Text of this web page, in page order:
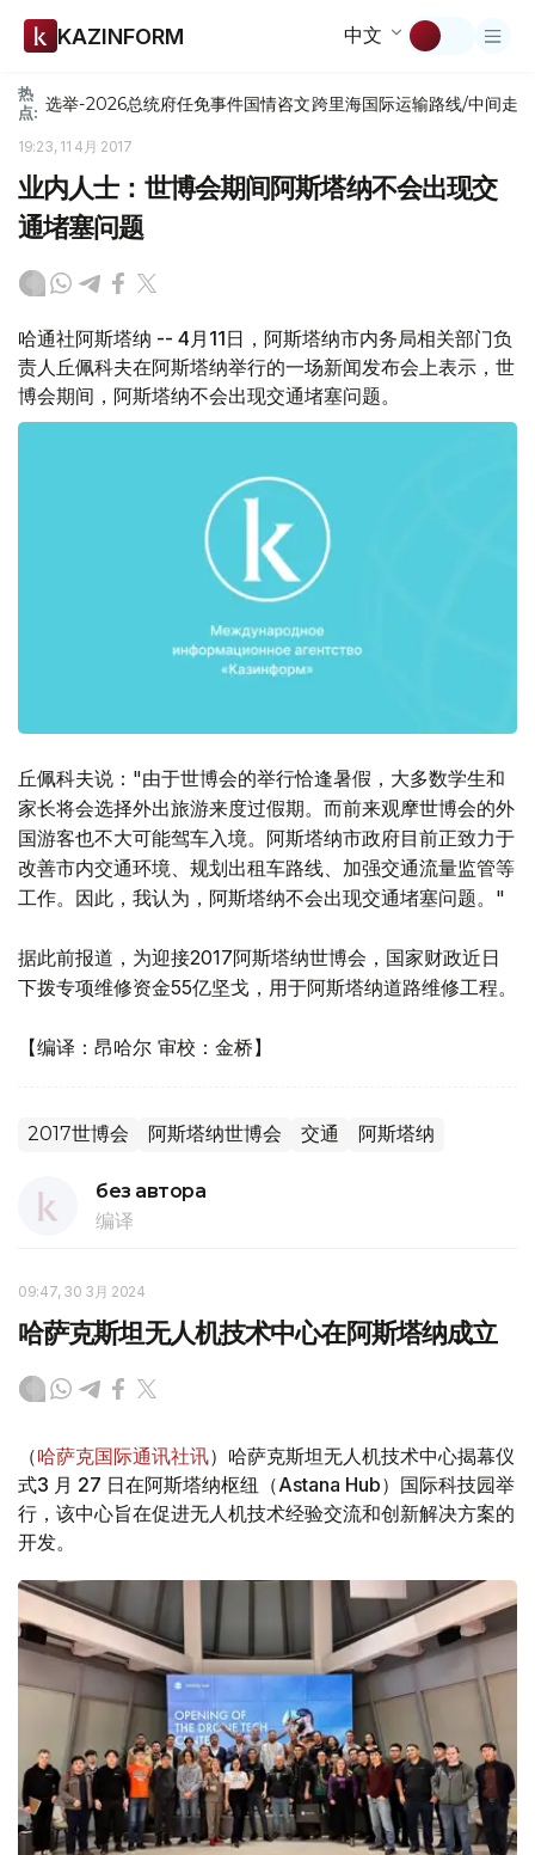
KAZINFORM 中文
热
点: 选举-2026总统府任免事件国情咨文跨里海国际运输路线/中间走廊
19:23, 11 4月 2017
业内人士：世博会期间阿斯塔纳不会出现交
通堵塞问题
哈通社阿斯塔纳 -- 4月11日，阿斯塔纳市内务局相关部门负
责人丘佩科夫在阿斯塔纳举行的一场新闻发布会上表示，世
博会期间，阿斯塔纳不会出现交通堵塞问题。
丘佩科夫说："由于世博会的举行恰逢暑假，大多数学生和
家长将会选择外出旅游来度过假期。而前来观摩世博会的外
国游客也不大可能驾车入境。阿斯塔纳市政府目前正致力于
改善市内交通环境、规划出租车路线、加强交通流量监管等
工作。因此，我认为，阿斯塔纳不会出现交通堵塞问题。"
据此前报道，为迎接2017阿斯塔纳世博会，国家财政近日
下拨专项维修资金55亿坚戈，用于阿斯塔纳道路维修工程。
【编译：昂哈尔 审校：金桥】
2017世博会 阿斯塔纳世博会 交通 阿斯塔纳
без автора
编译
09:47, 30 3月 2024
哈萨克斯坦无人机技术中心在阿斯塔纳成立
（哈萨克国际通讯社讯）哈萨克斯坦无人机技术中心揭幕仪
式3 月 27 日在阿斯塔纳枢纽（Astana Hub）国际科技园举
行，该中心旨在促进无人机技术经验交流和创新解决方案的
开发。